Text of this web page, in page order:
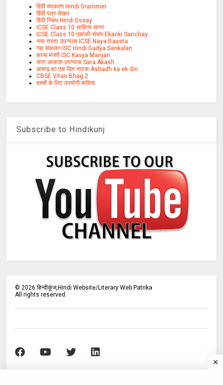
हिंदी व्याकरण Hindi Grammer
हिंदी पत्र लेखन
हिंदी निबंध Hindi Essay
ICSE Class 10 साहित्य सागर
ICSE Class 10 एकांकी संचय Ekanki Sanchay
नया रास्ता उपन्यास ICSE Naya Raasta
गद्य संकलन ISC Hindi Gadya Sankalan
काव्य मंजरी ISC Kavya Manjari
सारा आकाश उपन्यास Sara Akash
आषाढ़ का एक दिन नाटक Ashadh ka ek din
CBSE Vitan Bhag 2
बच्चों के लिए उपयोगी कविता
Subscribe to Hindikunj
©2026 हिन्दीकुंज,Hindi Website/Literary Web Patrika
All rights reserved.